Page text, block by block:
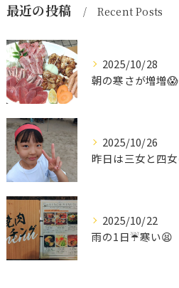
最近の投稿 Recent Posts
2025/10/28
朝の寒さが増増😱
2025/10/26
2025/10/22
雨の1日☔寒い😫